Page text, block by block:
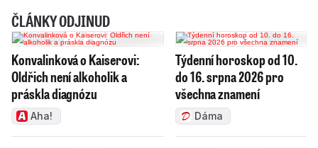
ČLÁNKY ODJINUD
Konvalinková o Kaiserovi:
Oldřich není alkoholik a
práskla diagnózu
Aha!
Týdenní horoskop od 10.
do 16. srpna 2026 pro
všechna znamení
Dáma